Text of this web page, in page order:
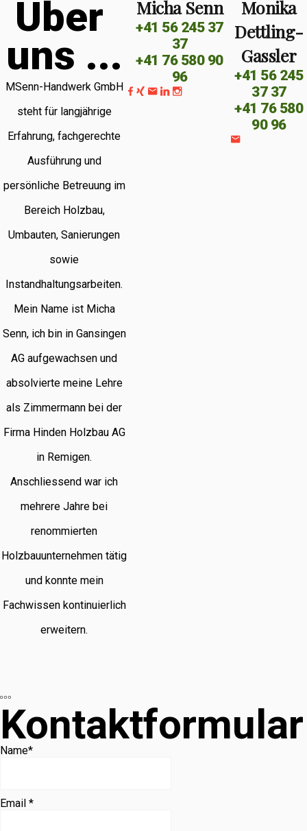
Über
uns ...
MSenn-Handwerk GmbH
steht für langjährige
Erfahrung, fachgerechte
Ausführung und
persönliche Betreuung im
Bereich Holzbau,
Umbauten, Sanierungen
sowie
Instandhaltungsarbeiten.
Mein Name ist Micha
Senn, ich bin in Gansingen
AG aufgewachsen und
absolvierte meine Lehre
als Zimmermann bei der
Firma Hinden Holzbau AG
in Remigen.
Anschliessend war ich
mehrere Jahre bei
renommierten
Holzbauunternehmen tätig
und konnte mein
Fachwissen kontinuierlich
erweitern.
Micha Senn
+41 56 245 37
37
+41 76 580 90
96
Monika
Dettling-
Gassler
+41 56 245
37 37
+41 76 580
90 96
Kontaktformular
Name*
Email *